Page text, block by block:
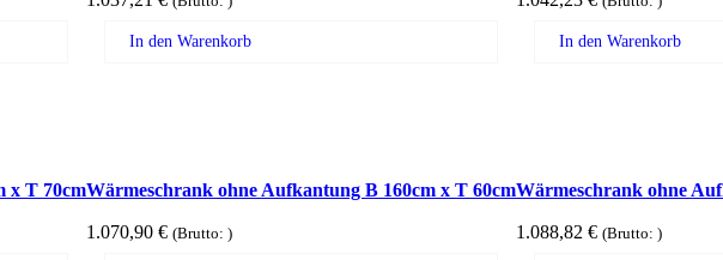
In den Warenkorb In den Warenkorb
x T 70cmWärmeschrank ohne Aufkantung B 160cm x T 60cm
1.070,90 € (Brutto: )
Wärmeschrank ohne
1.088,82 € (Brutto: )